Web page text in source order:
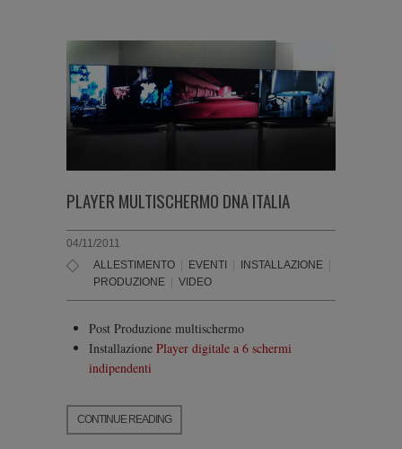
PLAYER MULTISCHERMO DNA ITALIA
04/11/2011
ALLESTIMENTO
EVENTI INSTALLAZIONE
PRODUZIONE
VIDEO
Post Produzione multischermo
Installazione Player digitale a 6 schermi
indipendenti
CONTINUE READING